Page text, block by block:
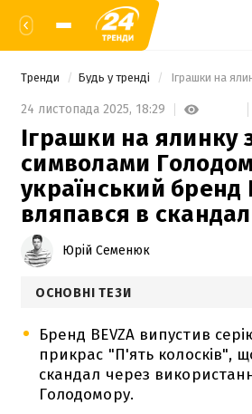
Тренди Будь у тренді
24 листопада 2025, 18:29
Іграшки на ялинку
символами
український бренд
вляпався в скандал
Юрій Семенюк
ОСНОВНІ ТЕЗИ
Бренд BEVZA випустив
прикрас "П'ять колосків",
скандал через
Голодомору.